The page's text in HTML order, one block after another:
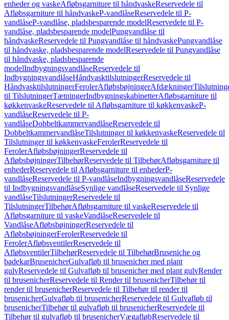
enheder og vaskeAfløbsgarniture til håndvaskeReservedele til
Afløbsgarniture til håndvaskeP-vandlåseReservedele til P-
vandlåseP-vandlåse, pladsbesparende modelReservedele til P-
vandlåse, pladsbesparende modelPungvandlåse til
håndvaskeReservedele til Pungvandlåse til håndvaskePungvandlåse
til håndvaske, pladsbesparende modelReservedele til Pungvandlåse
til håndvaske, pladsbesparende
modelIndbygningsvandlåseReservedele til
IndbygningsvandlåseHåndvasktilslutningerReservedele til
HåndvasktilslutningerFerolerAfløbsbøjningerAfdækninger
til TilslutningerTætningerIndbygningskabinetterAfløbsgarniture til
køkkenvaskeReservedele til Afløbsgarniture til køkkenvaskeP-
vandlåseReservedele til P-
vandlåseDobbeltkammervandlåseReservedele til
DobbeltkammervandlåseTilslutninger til køkkenvaskeReservedele til
Tilslutninger til køkkenvaskeFerolerReservedele til
FerolerAfløbsbøjningerReservedele til
AfløbsbøjningerTilbehørReservedele til TilbehørAfløbsgarniture til
enhederReservedele til Afløbsgarniture til enhederP-
vandlåseReservedele til P-vandlåseIndbygningsvandlåseReservedele
til IndbygningsvandlåseSynlige vandlåseReservedele til Synlige
vandlåseTilslutningerReservedele til
TilslutningerTilbehørAfløbsgarniture til vaskeReservedele til
Afløbsgarniture til vaskeVandlåseReservedele til
VandlåseAfløbsbøjningerReservedele til
AfløbsbøjningerFerolerReservedele til
FerolerAfløbsventilerReservedele til
AfløbsventilerTilbehørReservedele til TilbehørBruseniche og
badekarBrusenicherGulvafløb til brusenicher med plant
gulvReservedele til Gulvafløb til brusenicher med plant gulvRender
til brusenicherReservedele til Render til brusenicherTilbehør til
render til brusenicherReservedele til Tilbehør til render til
brusenicherGulvafløb til brusenicherReservedele til Gulvafløb til
brusenicherTilbehør til gulvafløb til brusenicherReservedele til
Tilbehør til gulvafløb til brusenicherVægafløbReservedele til